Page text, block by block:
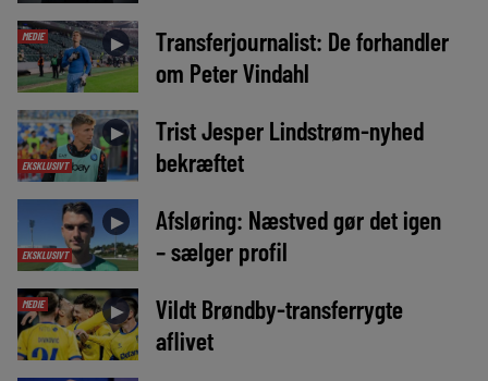
MEDIE ►
Transferjournalist: De forhandler
om Peter Vindahl
EKSKLUSIVT
►
Trist Jesper Lindstrøm-nyhed
bekræftet
EKSKLUSIVT
►
Afsløring: Næstved gør det igen
– sælger profil
MEDIE ►
Vildt Brøndby-transferrygte
aflivet